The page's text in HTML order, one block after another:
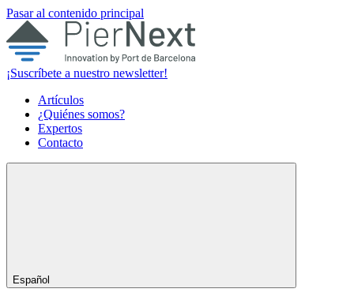
Pasar al contenido principal
¡Suscríbete a nuestro newsletter!
Artículos
¿Quiénes somos?
Expertos
Contacto
Español